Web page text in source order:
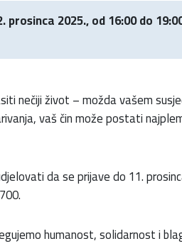
prosinca 2025., od 16:00 do
nečiji život – možda vašem
vaš čin može postati
da se prijave do 11.
humanost, solidarnost i